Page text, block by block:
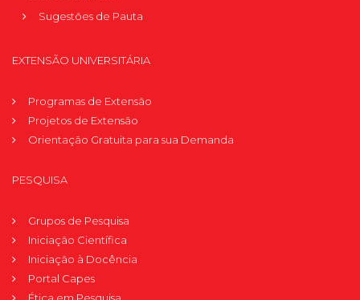
Sugestões de Pauta
EXTENSÃO UNIVERSITÁRIA
Programas de Extensão
Projetos de Extensão
Orientação Gratuita para sua Demanda
PESQUISA
Grupos de Pesquisa
Iniciação Científica
Iniciação à Docência
Portal Capes
Ética em Pesquisa